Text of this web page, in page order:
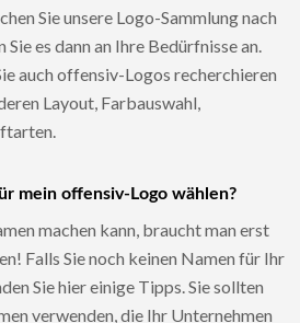
Sie unsere Logo-Sammlung nach
es dann an Ihre Bedürfnisse an.
auch offensiv-Logos recherchieren
Layout, Farbauswahl,
mein offensiv-Logo wählen?
machen kann, braucht man erst
Falls Sie noch keinen Namen für Ihr
Sie hier einige Tipps. Sie sollten
verwenden, die Ihr Unternehmen